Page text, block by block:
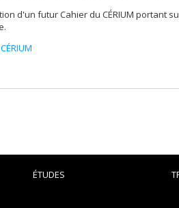
d'un futur Cahier du CÉRIUM portant
ÉTUDES